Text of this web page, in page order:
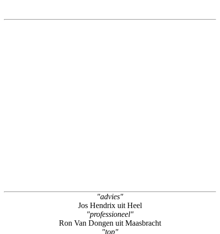
"advies"
Jos Hendrix uit Heel
"professioneel"
Ron Van Dongen uit Maasbracht
"top"